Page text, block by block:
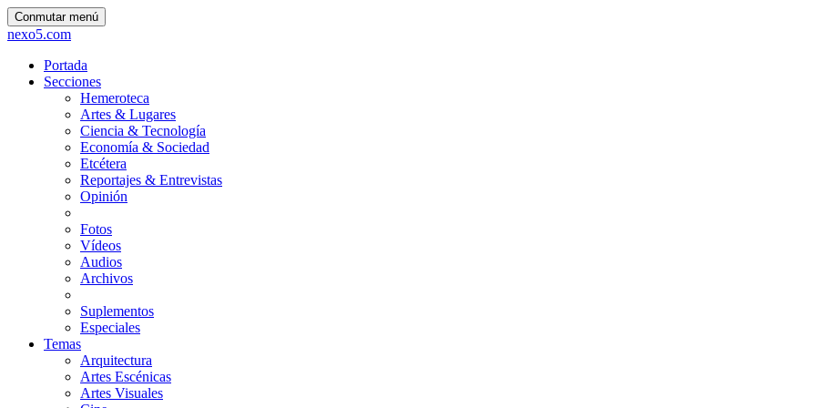
Conmutar menú
nexo5.com
Portada
Secciones
Hemeroteca
Artes & Lugares
Ciencia & Tecnología
Economía & Sociedad
Etcétera
Reportajes & Entrevistas
Opinión
Fotos
Vídeos
Audios
Archivos
Suplementos
Especiales
Temas
Arquitectura
Artes Escénicas
Artes Visuales